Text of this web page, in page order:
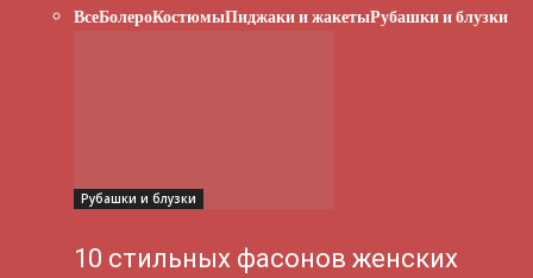
ВсеБолероКостюмыПиджаки и жакетыРубашки и блузки
Рубашки и блузки
10 стильных фасонов женских